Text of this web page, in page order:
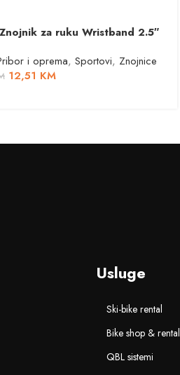
za ruku Wristband 2.5″
i oprema, Sportovi, Znojnice
12,51 KM
Usluge
Ski-bike rental
Bike shop & rental
QBL sistemi